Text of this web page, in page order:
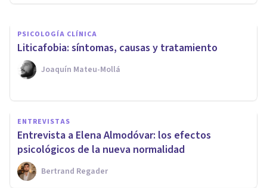
PSICOLOGÍA CLÍNICA
Liticafobia: síntomas, causas y tratamiento
Joaquín Mateu-Mollá
ENTREVISTAS
Entrevista a Elena Almodóvar: los efectos
psicológicos de la nueva normalidad
Bertrand Regader